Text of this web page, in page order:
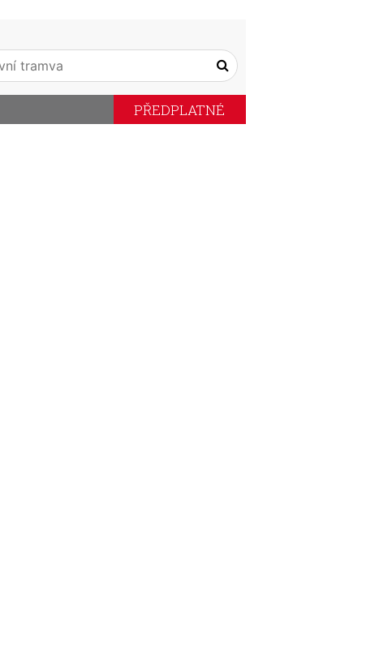
PŘEDPLATNÉ